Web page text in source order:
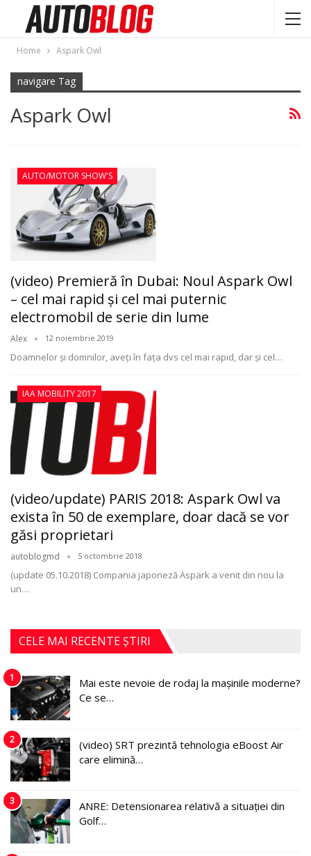
Home Aspark Owl
navigare Tag
Aspark Owl
AUTO/MOTOR SHOW'S
(video) Premieră în Dubai: Noul Aspark Owl
– cel mai rapid şi cel mai puternic
electromobil de serie din lume
Alex 12 noiembrie 2019
Doamnelor şi domnilor, aveţi în faţa dvs cel mai rapid, dar şi cel…
IAA MOBILITY 2017
(video/update) PARIS 2018: Aspark Owl va
exista în 50 de exemplare, doar dacă se vor
găsi proprietari
autoblogmd 5 octombrie 2018
(update 05.10.2018) Compania japoneză Aspark a venit din nou la
un…
CELE MAI RECENTE ȘTIRI
1
Mai este nevoie de rodaj la mașinile moderne?
Ce se…
2
(video) SRT prezintă tehnologia eBoost Air
care elimină…
3
ANRE: Detensionarea relativă a situației din
Golf…